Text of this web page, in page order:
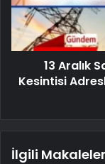
13 Aralık
Kesintisi
İlgili Makaleler